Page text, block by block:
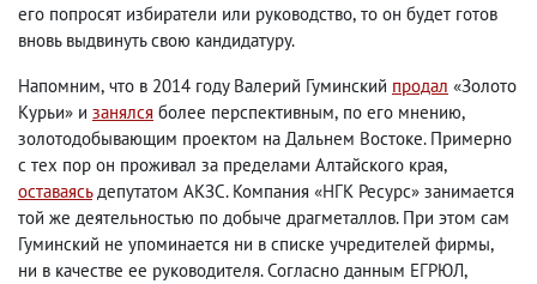
его попросят избиратели или руководство, то он будет готов
вновь выдвинуть свою кандидатуру.
Напомним, что в 2014 году Валерий Гуминский продал «Золото
Курьи» и занялся более перспективным, по его мнению,
золотодобывающим проектом на Дальнем Востоке. Примерно
с тех пор он проживал за пределами Алтайского края,
оставаясьдепутатом АКЗС. Компания «НГК Ресурс» занимается
той же деятельностью по добыче драгметаллов. При этом сам
Гуминский не упоминается ни в списке учредителей фирмы,
ни в качестве ее руководителя. Согласно данным ЕГРЮЛ,